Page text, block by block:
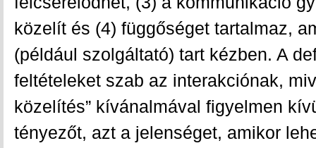
közelít és (4) függőséget tartalmaz,
(például szolgáltató) tart kézben. A
feltételeket szab az interakciónak,
közelítés” kívánalmával figyelmen
tényezőt, azt a jelenséget, amikor